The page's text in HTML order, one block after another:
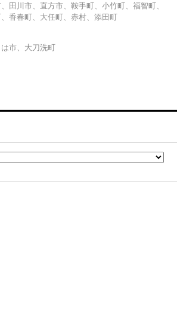
田川市、直方市、鞍手町、小竹町、福智町、
香春町、大任町、赤村、添田町
市、大刀洗町